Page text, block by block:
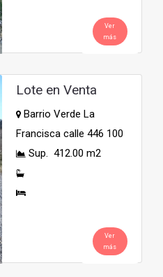
Ver
más
Lote en Venta
Barrio Verde La
Francisca calle 446 100
Sup. 412.00 m2
Ver
más